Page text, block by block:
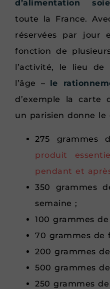
d’alimentation
toute la France.
réservées par jour
fonction de
l’activité, le lieu de
l’âge –
le
d’exemple la carte
un parisien donne le
275 grammes
produit
pendant et
350 grammes
semaine ;
100 grammes
70 grammes de
200 grammes
500 grammes
250 grammes